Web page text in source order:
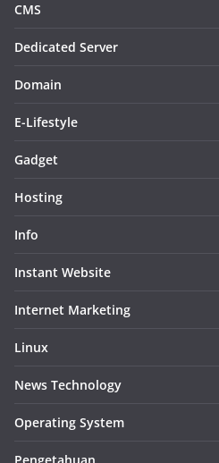
CMS
Dedicated Server
Domain
E-Lifestyle
Gadget
Hosting
Info
Instant Website
Internet Marketing
Linux
News Technology
Operating System